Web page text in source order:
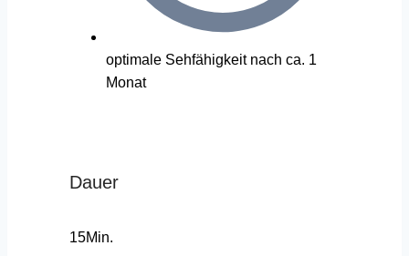
optimale Sehfähigkeit nach ca. 1
Monat
Dauer
15Min.